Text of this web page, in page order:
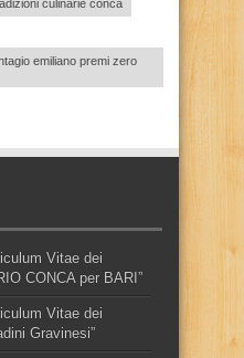
culinarie conca
emiliano premi zero
Vitae dei
CONCA per BARI”
Vitae dei
Gravinesi”